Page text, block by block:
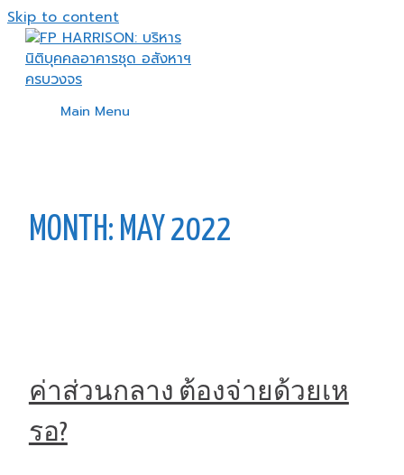
Skip to content
Main Menu
MONTH: MAY 2022
ค่าส่วนกลาง ต้องจ่ายด้วยเห
รอ?